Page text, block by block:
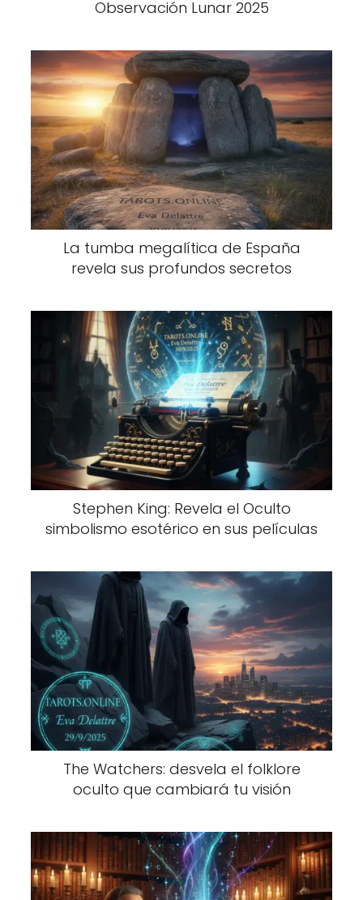
Observación Lunar 2025
La tumba megalítica de España
revela sus profundos secretos
Stephen King: Revela el Oculto
simbolismo esotérico en sus películas
The Watchers: desvela el folklore
oculto que cambiará tu visión